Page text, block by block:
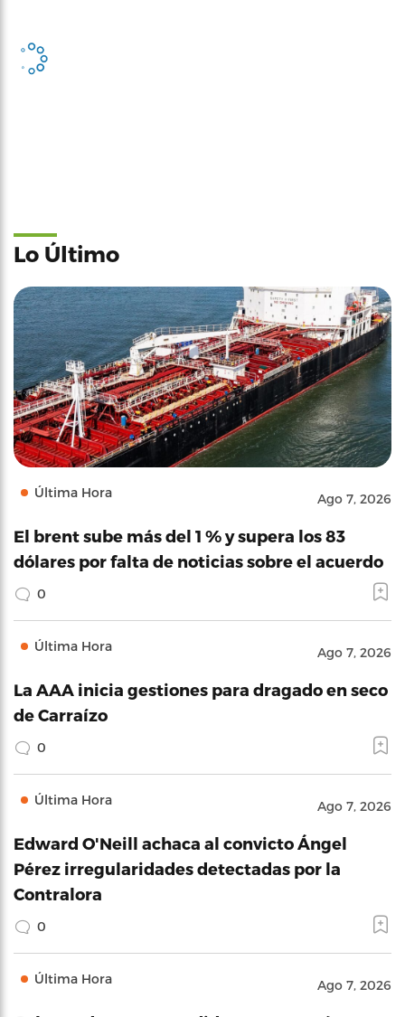
Lo Último
Última Hora Ago 7, 2026
El brent sube más del 1 % y supera los 83
dólares por falta de noticias sobre el acuerdo
0
Última Hora Ago 7, 2026
La AAA inicia gestiones para dragado en seco
de Carraízo
0
Última Hora Ago 7, 2026
Edward O'Neill achaca al convicto Ángel
Pérez irregularidades detectadas por la
Contralora
0
Última Hora Ago 7, 2026